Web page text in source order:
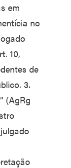
em
no
10,
de
3.
(AgRg